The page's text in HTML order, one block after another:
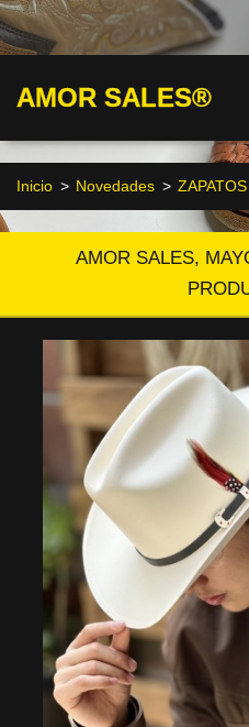
AMOR SALES®
Inicio > Novedades >
AMOR SALES,